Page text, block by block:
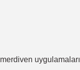
uygulamaları